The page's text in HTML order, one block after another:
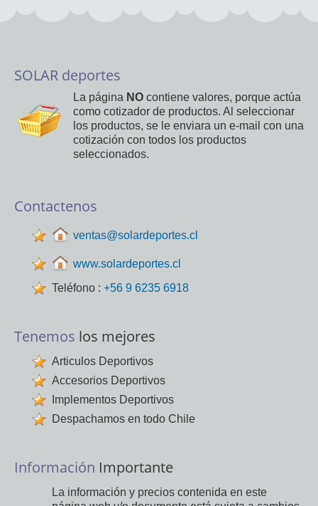
SOLAR deportes
La página NO contiene valores, porque actúa
como cotizador de productos. Al seleccionar
los productos, se le enviara un e-mail con una
cotización con todos los productos
seleccionados.
Contactenos
ventas@solardeportes.cl
www.solardeportes.cl
Teléfono : +56 9 6235 6918
Tenemos los mejores
Articulos Deportivos
Accesorios Deportivos
Implementos Deportivos
Despachamos en todo Chile
Información Importante
La información y precios contenida en este